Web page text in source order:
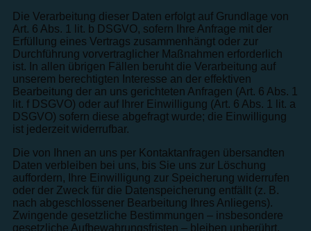
Die Verarbeitung dieser Daten erfolgt auf Grundlage von
Art. 6 Abs. 1 lit. b DSGVO, sofern Ihre Anfrage mit der
Erfüllung eines Vertrags zusammenhängt oder zur
Durchführung vorvertraglicher Maßnahmen erforderlich
ist. In allen übrigen Fällen beruht die Verarbeitung auf
unserem berechtigten Interesse an der effektiven
Bearbeitung der an uns gerichteten Anfragen (Art. 6 Abs. 1
lit. f DSGVO) oder auf Ihrer Einwilligung (Art. 6 Abs. 1 lit. a
DSGVO) sofern diese abgefragt wurde; die Einwilligung
ist jederzeit widerrufbar.
Die von Ihnen an uns per Kontaktanfragen übersandten
Daten verbleiben bei uns, bis Sie uns zur Löschung
auffordern, Ihre Einwilligung zur Speicherung widerrufen
oder der Zweck für die Datenspeicherung entfällt (z. B.
nach abgeschlossener Bearbeitung Ihres Anliegens).
Zwingende gesetzliche Bestimmungen – insbesondere
gesetzliche Aufbewahrungsfristen – bleiben unberührt.